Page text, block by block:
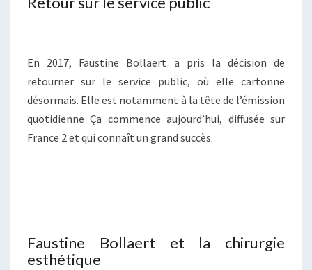
En 2017, Faustine Bollaert a pris la décision de
retourner sur le service public, où elle cartonne
désormais. Elle est notamment à la tête de l’émission
quotidienne Ça commence aujourd’hui, diffusée sur
France 2 et qui connaît un grand succès.
Faustine Bollaert et la chirurgie
esthétique